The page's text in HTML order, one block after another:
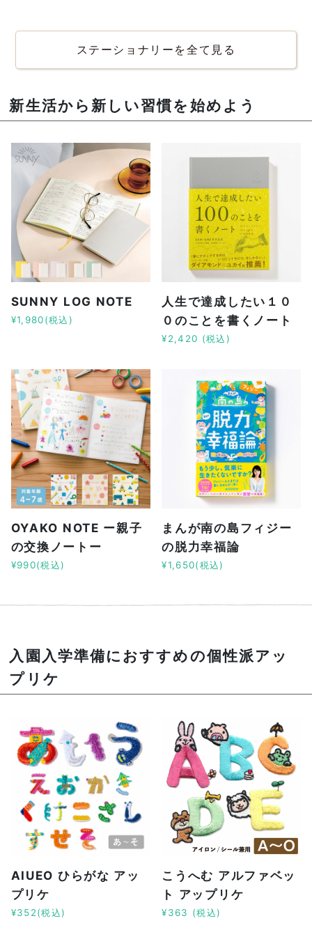
ステーショナリーを全て見る
新生活から新しい習慣を始めよう
SUNNY LOG NOTE
¥1,980(税込)
人生で達成したい１０
０のことを書くノート
¥2,420 (税込)
OYAKO NOTE ー親子
の交換ノートー
¥990(税込)
まんが南の島フィジー
の脱力幸福論
¥1,650(税込)
入園入学準備におすすめの個性派アッ
プリケ
AIUEO ひらがな アッ
プリケ
¥352(税込)
こうへむ アルファベッ
ト アップリケ
¥363 (税込)